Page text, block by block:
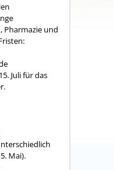
Pharmazie und
Juli für das
Mai).